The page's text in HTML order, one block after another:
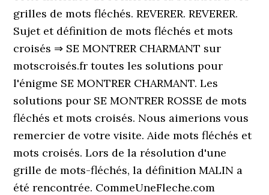
grilles de mots fléchés. REVERER. REVERER.
Sujet et définition de mots fléchés et mots
croisés ⇒ SE MONTRER CHARMANT sur
motscroisés.fr toutes les solutions pour
l'énigme SE MONTRER CHARMANT. Les
solutions pour SE MONTRER ROSSE de mots
fléchés et mots croisés. Nous aimerions vous
remercier de votre visite. Aide mots fléchés et
mots croisés. Lors de la résolution d'une
grille de mots-fléchés, la définition MALIN a
été rencontrée. CommeUneFleche.com